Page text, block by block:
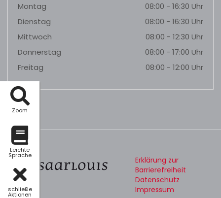
Zoom
Leichte
Sprache
schließe
Aktionen
Montag
08:00 - 16:30 Uhr
Dienstag
08:00 - 16:30 Uhr
Mittwoch
08:00 - 12:30 Uhr
Donnerstag
08:00 - 17:00 Uhr
Freitag
08:00 - 12:00 Uhr
Erklärung zur
Barrierefreiheit
Datenschutz
Impressum